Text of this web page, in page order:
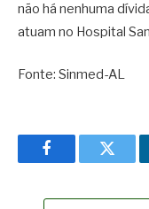
não há nenhuma
atuam no Hospital
Fonte: Sinmed-AL
Facebook